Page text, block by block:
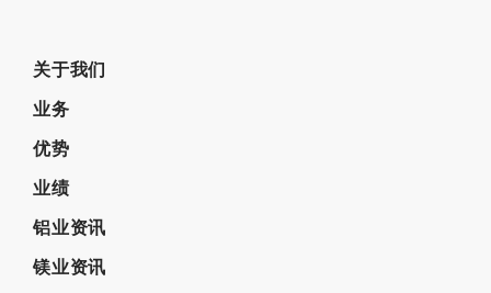
关于我们
业务
优势
业绩
铝业资讯
镁业资讯